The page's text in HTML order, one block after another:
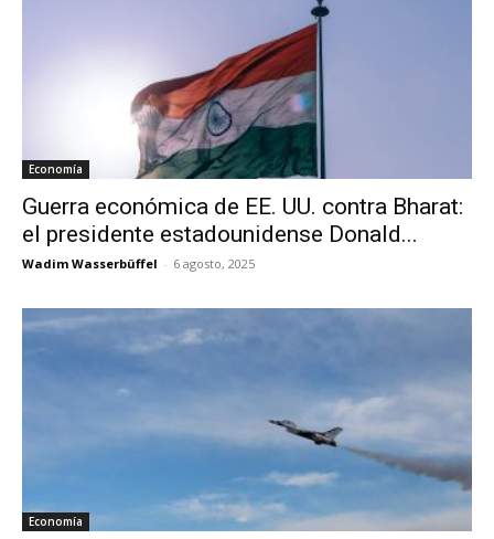
Economía
Guerra económica de EE. UU. contra Bharat:
el presidente estadounidense Donald...
Wadim Wasserbüffel - 6 agosto, 2025
Economía